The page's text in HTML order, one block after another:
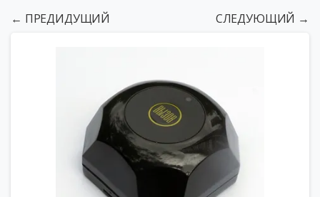
← ПРЕДИДУЩИЙ СЛЕДУЮЩИЙ →